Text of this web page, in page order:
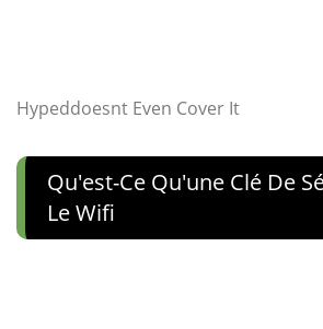
Hypeddoesnt Even Cover It
Qu'est-Ce Qu'une Clé De
Le Wifi